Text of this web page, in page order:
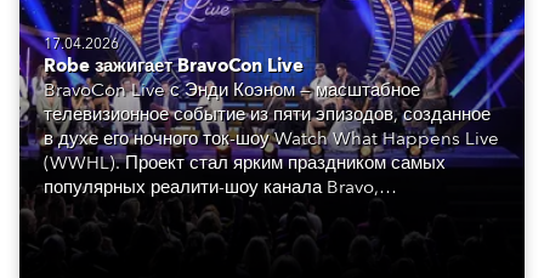
17.04.2026
Robe зажигает BravoCon Live
BravoCon Live с Энди Коэном — масштабное
телевизионное событие из пяти эпизодов, созданное
в духе его ночного ток-шоу Watch What Happens Live
(WWHL). Проект стал ярким праздником самых
популярных реалити-шоу канала Bravo,
объединившим знаменитостей, которые формируют
уникальную атмосферу.